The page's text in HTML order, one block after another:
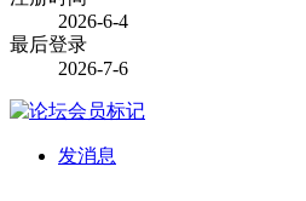
2026-6-4
最后登录
2026-7-6
发消息